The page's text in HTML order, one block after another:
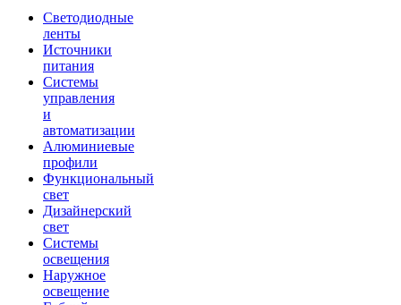
Светодиодные
ленты
Источники
питания
Системы
управления
и
автоматизации
Алюминиевые
профили
Функциональный
свет
Дизайнерский
свет
Системы
освещения
Наружное
освещение